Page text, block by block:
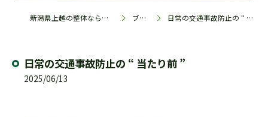
新潟県上越の整体なら伊東整骨院 ブログ 日常の交通事故防止の “ 当たり前 ”
日常の交通事故防止の “ 当たり前 ”
2025/06/13